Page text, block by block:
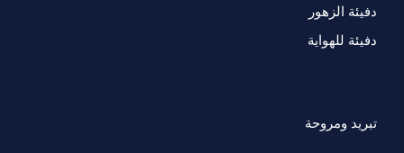
دفيئة الزهور
دفيئة للهواية
تبريد ومروحة